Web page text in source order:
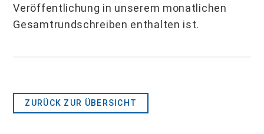
Veröffent­lichung in unserem monatlichen
Gesamtrundschreiben enthalten ist.
ZURÜCK ZUR ÜBERSICHT